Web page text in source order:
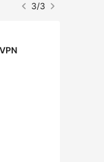
3/3